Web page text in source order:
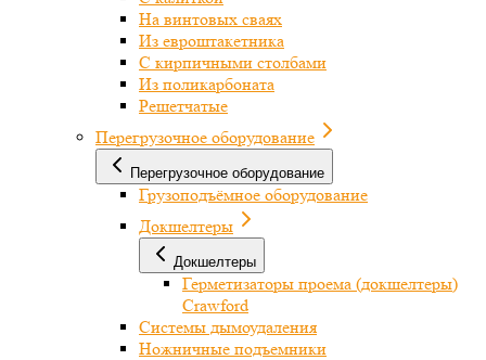
На винтовых сваях
Из евроштакетника
С кирпичными столбами
Из поликарбоната
Решетчатые
Перегрузочное оборудование
Перегрузочное оборудование
Грузоподъёмное оборудование
Докшелтеры
Докшелтеры
Герметизаторы проема (докшелтеры)
Crawford
Системы дымоудаления
Ножничные подъемники